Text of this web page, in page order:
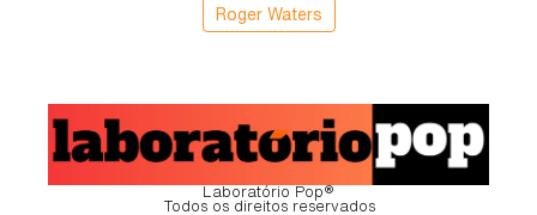
Roger Waters
Laboratório Pop®
Todos os direitos reservados